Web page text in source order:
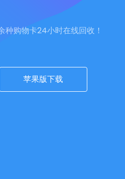
种购物卡24小时在线回收！
苹果版下载